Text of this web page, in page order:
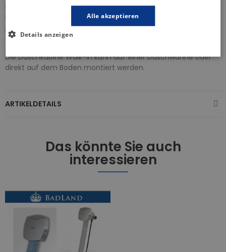
Die Wandprofile der Duschkabine eliminieren jegliche
Krümmung der Wand, was die Installation einfach und
präzise macht. Die Höhe der Duschkabine von 195 cm bietet
ausreichend Platz, um sich frei bewegen zu können.
Die Duschkabine Walk-In kann auf einer Duschwanne oder
direkt auf dem Boden montiert werden.
ARTIKELDETAILS
Das könnte Sie auch
interessieren
Alle akzeptieren
Details anzeigen